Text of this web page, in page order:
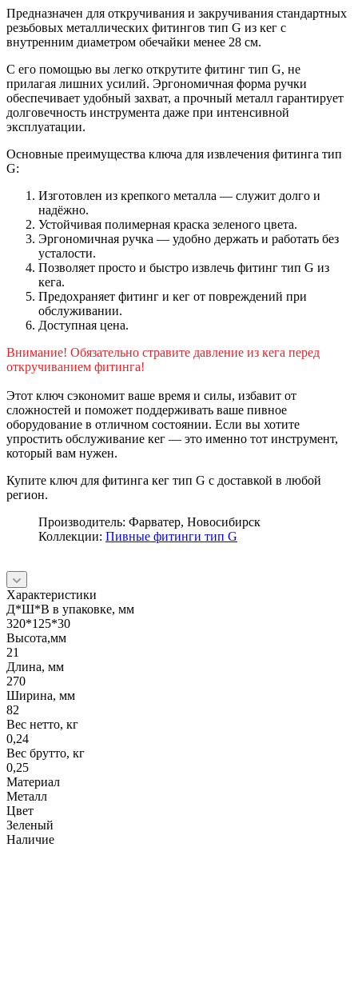
Предназначен для откручивания и закручивания стандартных
резьбовых металлических фитингов тип G из кег с
внутренним диаметром обечайки менее 28 см.
С его помощью вы легко открутите фитинг тип G, не
прилагая лишних усилий. Эргономичная форма ручки
обеспечивает удобный захват, а прочный металл гарантирует
долговечность инструмента даже при интенсивной
эксплуатации.
Основные преимущества ключа для извлечения фитинга тип
G:
Изготовлен из крепкого металла — служит долго и
надёжно.
Устойчивая полимерная краска зеленого цвета.
Эргономичная ручка — удобно держать и работать без
усталости.
Позволяет просто и быстро извлечь фитинг тип G из
кега.
Предохраняет фитинг и кег от повреждений при
обслуживании.
Доступная цена.
Внимание! Обязательно стравите давление из кега перед
откручиванием фитинга!
Этот ключ сэкономит ваше время и силы, избавит от
сложностей и поможет поддерживать ваше пивное
оборудование в отличном состоянии. Если вы хотите
упростить обслуживание кег — это именно тот инструмент,
который вам нужен.
Купите ключ для фитинга кег тип G с доставкой в любой
регион.
Производитель: Фарватер, Новосибирск
Коллекции: Пивные фитинги тип G
Характеристики
Д*Ш*В в упаковке, мм
320*125*30
Высота,мм
21
Длина, мм
270
Ширина, мм
82
Вес нетто, кг
0,24
Вес брутто, кг
0,25
Материал
Металл
Цвет
Зеленый
Наличие